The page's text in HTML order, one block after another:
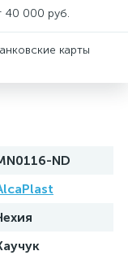
40 000 руб.
карты
ND